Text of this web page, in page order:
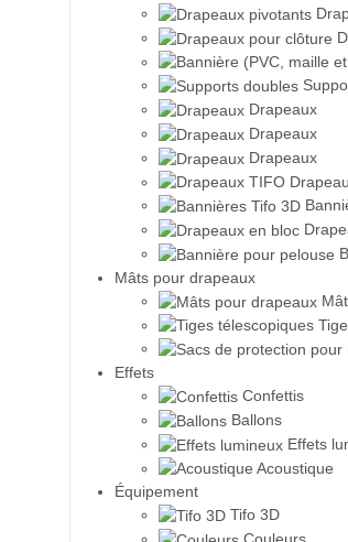
Drapeaux
Drapeaux
Drapeaux
Mâts pour drapeaux
Effets
Confettis
Ballons
Effets
Acoustique
Équipement
Tifo 3D